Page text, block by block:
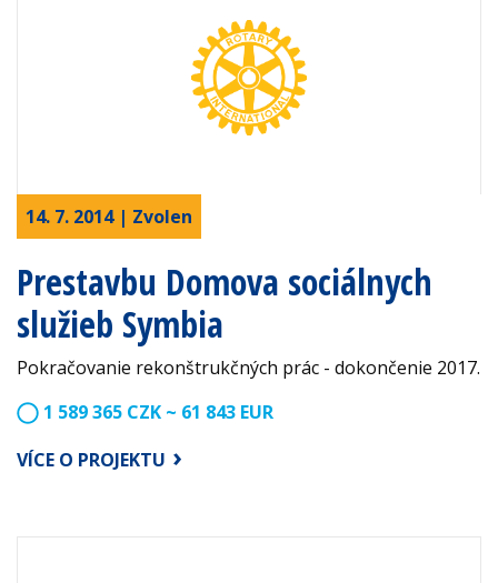
14. 7. 2014 | Zvolen
Prestavbu Domova sociálnych
služieb Symbia
Pokračovanie rekonštrukčných prác - dokončenie 2017.
1 589 365 CZK ~ 61 843 EUR
VÍCE O PROJEKTU